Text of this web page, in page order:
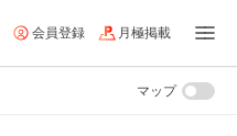
会員登録 月極掲載
マップ